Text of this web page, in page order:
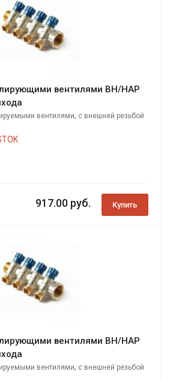
вентилями ВН/НАР
вентилями, с внешней резьбой
917.00 руб. Купить
вентилями ВН/НАР
вентилями, с внешней резьбой